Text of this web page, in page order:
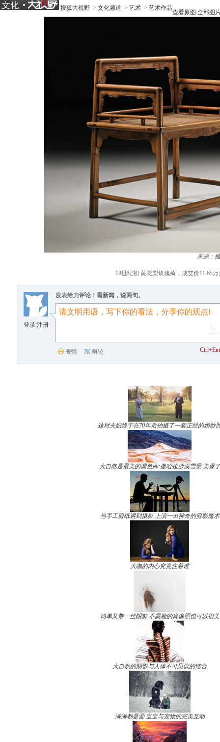
搜狐大视野 > 文化频道 > 艺术 > 艺术作品
查看原图 全部图
来源：
18世纪初 黄花梨玫瑰椅，成交价11.65
登录/注册
发表给力评论！看新闻，说两句。
表情 辩论
这对夫妇终于在70年后拍摄了一套正经的婚纱
大自然是最美的调色师:撒哈拉沙漠雪景,美爆了
当手工剪纸遇到摄影 上演一出神奇的剪影魔术
大咖的内心究竟住着谁
简单又带一丝阴郁 不露脸的肖像照也可以很美
大自然的阴影与人体不可思议的结合
满满都是爱 宝宝与宠物的完美互动